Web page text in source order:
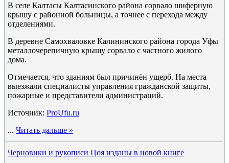
В селе Калтасы Калтасинского района сорвало шиферную
крышу с районной больницы, а точнее с перехода между
отделениями.
В деревне Самохваловке Калининского района города Уфы
металлочерепичную крышу сорвало с частного жилого
дома.
Отмечается, что зданиям был причинён ущерб. На места
выезжали специалисты управления гражданской защиты,
пожарные и представители администраций.
Источник: ProUfu.ru
... Читать дальше »
Черновики и рукописи Цоя изданы в новой книге